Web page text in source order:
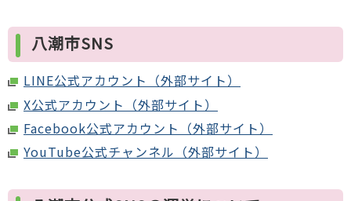
八潮市SNS
LINE公式アカウント（外部サイト）
X公式アカウント（外部サイト）
Facebook公式アカウント（外部サイト）
YouTube公式チャンネル（外部サイト）